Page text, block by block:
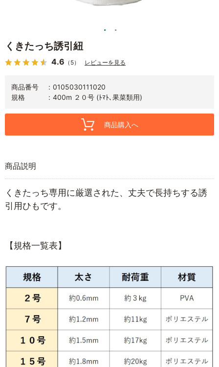
くきたっち誘引紐
4.6 （5） レビューを見る
商品番号
0105030111020
規格
400m ２０号 (ﾄﾏﾄ､果菜類用)
商品購入へ
商品説明
くきたっち専用に厳選された、丈夫で長持ちする誘
引用ひもです。
【規格一覧表】